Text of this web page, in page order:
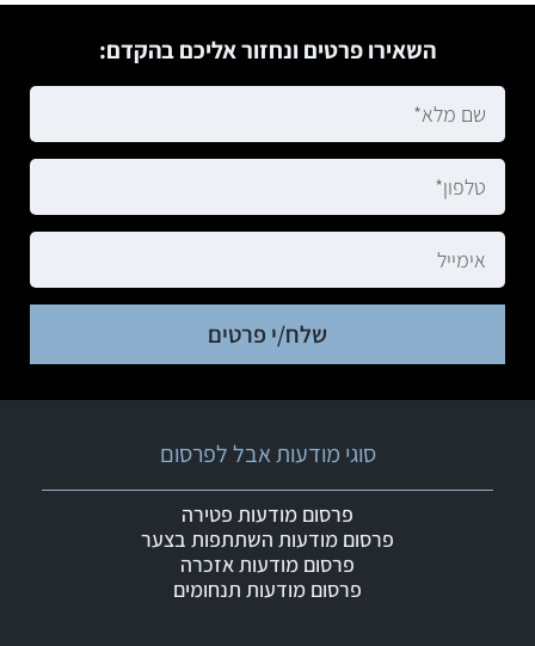
השאירו פרטים ונחזור אליכם בהקדם:
שלח/י פרטים
סוגי מודעות אבל לפרסום
פרסום מודעות פטירה
פרסום מודעות השתתפות בצער
פרסום מודעות אזכרה
פרסום מודעות תנחומים